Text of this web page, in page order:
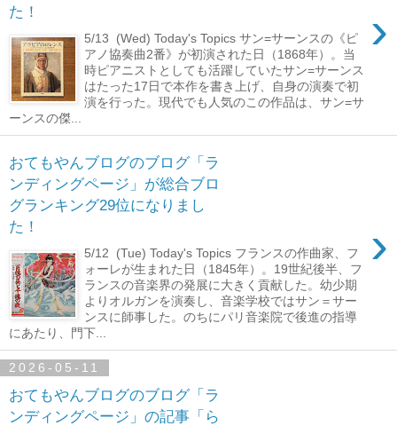
た！
›
5/13 (Wed) Today's Topics サン=サーンスの《ピ
アノ協奏曲2番》が初演された日（1868年）。当
時ピアニストとしても活躍していたサン=サーンス
はたった17日で本作を書き上げ、自身の演奏で初
演を行った。現代でも人気のこの作品は、サン=サ
ーンスの傑...
おてもやんブログのブログ「ラ
ンディングページ」が総合ブロ
グランキング29位になりまし
た！
›
5/12 (Tue) Today's Topics フランスの作曲家、フ
ォーレが生まれた日（1845年）。19世紀後半、フ
ランスの音楽界の発展に大きく貢献した。幼少期
よりオルガンを演奏し、音楽学校ではサン＝サー
ンスに師事した。のちにパリ音楽院で後進の指導
にあたり、門下...
2026-05-11
おてもやんブログのブログ「ラ
ンディングページ」の記事「ら